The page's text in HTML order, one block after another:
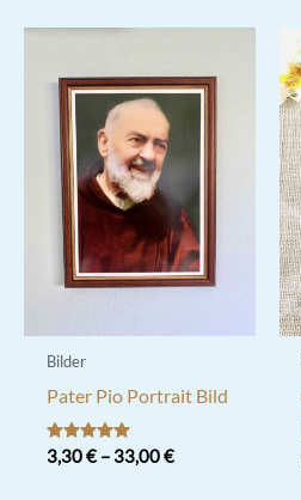
Bilder
Pater Pio Portrait Bild
Bewertet mit
5.00
3,30€– 33,00€